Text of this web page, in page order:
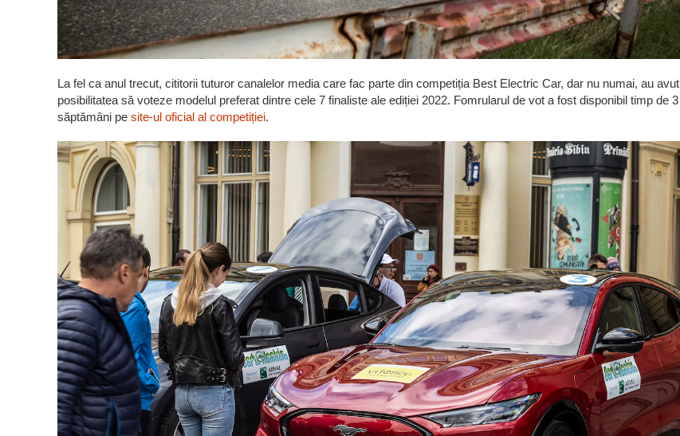
La fel ca anul trecut, cititorii tuturor canalelor media care fac parte din competiția Best Electric Car, dar nu numai, au avut
posibilitatea să voteze modelul preferat dintre cele 7 finaliste ale ediției 2022. Fomrularul de vot a fost disponibil timp de 3
săptămâni pe site-ul oficial al competiției.